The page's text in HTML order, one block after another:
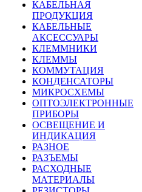
КАБЕЛЬНАЯ
ПРОДУКЦИЯ
КАБЕЛЬНЫЕ
АКСЕССУАРЫ
КЛЕММНИКИ
КЛЕММЫ
КОММУТАЦИЯ
КОНДЕНСАТОРЫ
МИКРОСХЕМЫ
ОПТОЭЛЕКТРОННЫЕ
ПРИБОРЫ
ОСВЕЩЕНИЕ И
ИНДИКАЦИЯ
РАЗНОЕ
РАЗЪЕМЫ
РАСХОДНЫЕ
МАТЕРИАЛЫ